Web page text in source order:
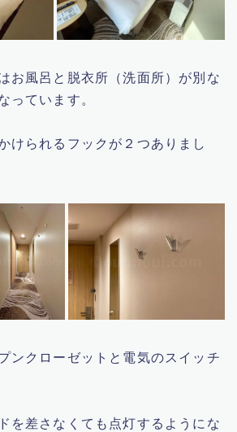
お風呂と脱衣所（洗面所）が別な
っています。
けられるフックが２つありまし
ンクローゼットと電気のスイッチ
を差さなくても点灯するようにな